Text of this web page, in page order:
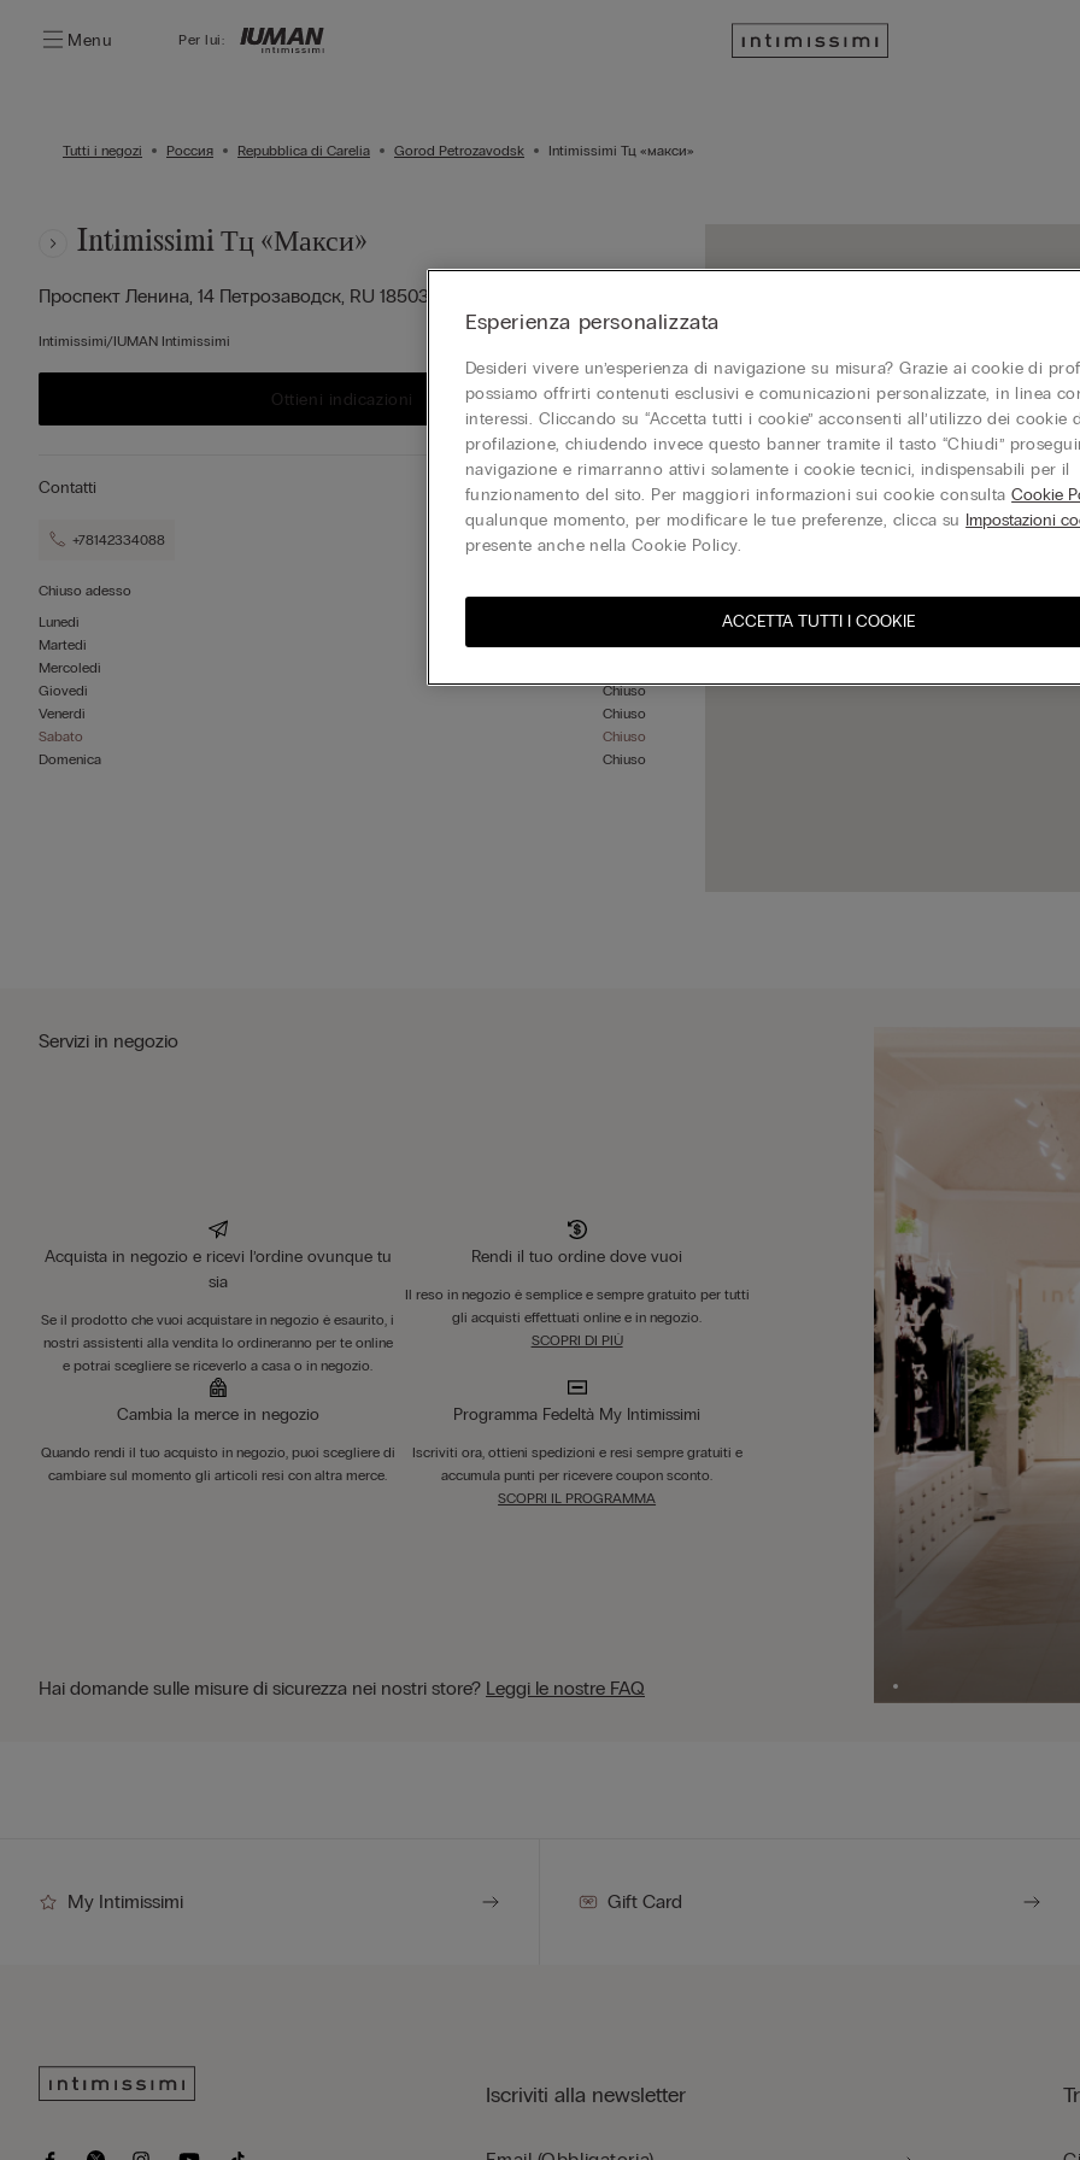
Menu Per lui:
Tutti i negozi Россия Repubblica di Carelia Gorod Petrozavodsk Intimissimi Тц «макси»
Intimissimi Тц «макси»
Проспект Ленина, 14 Петрозаводск, RU 185035
Intimissimi/IUMAN Intimissimi
Ottieni indicazioni
Contatti
+78142334088
Chiuso adesso
Lunedì
Martedì
Chiuso
Mercoledì
Giovedì
Chiuso
Venerdì
Chiuso
Sabato
Chiuso
Domenica
Chiuso
Servizi in negozio
Acquista in negozio e ricevi l’ordine ovunque tu
sia
Se il prodotto che vuoi acquistare in negozio è esaurito, i
nostri assistenti alla vendita lo ordineranno per te online
e potrai scegliere se riceverlo a casa o in negozio.
Rendi il tuo ordine dove vuoi
Il reso in negozio è semplice e sempre gratuito per tutti
gli acquisti effettuati online e in negozio.
SCOPRI DI PIÙ
Cambia la merce in negozio
Quando rendi il tuo acquisto in negozio, puoi scegliere di
cambiare sul momento gli articoli resi con altra merce.
Programma Fedeltà My Intimissimi
Iscriviti ora, ottieni spedizioni e resi sempre gratuiti e
accumula punti per ricevere coupon sconto.
SCOPRI IL PROGRAMMA
Hai domande sulle misure di sicurezza nei nostri store? Leggi le nostre FAQ
My Intimissimi Gift Card
Iscriviti alla newsletter
Esperienza personalizzata
Desideri vivere un’esperienza di navigazione su misura? Grazie ai cookie di
possiamo offrirti contenuti esclusivi e comunicazioni personalizzate, in linea
interessi. Cliccando su “Accetta tutti i cookie” acconsenti all’utilizzo dei cookie
profilazione, chiudendo invece questo banner tramite il tasto “Chiudi”
navigazione e rimarranno attivi solamente i cookie tecnici, indispensabili per il
funzionamento del sito. Per maggiori informazioni sui cookie consultaCookie
qualunque momento, per modificare le tue preferenze, clicca su Impostazioni
presente anche nella Cookie Policy.
ACCETTA TUTTI I COOKIE